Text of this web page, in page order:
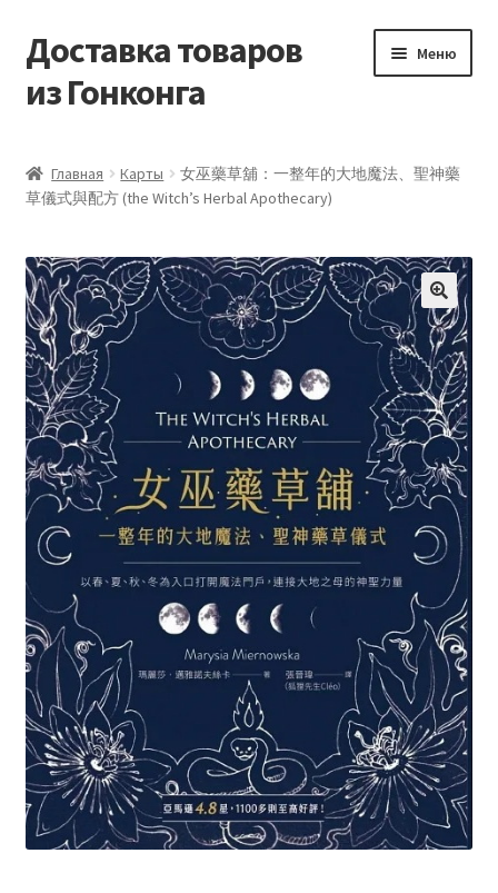
Перейти
к
навигации
Перейти
к
содержимому
Доставка товаров
из Гонконга
Меню
Контакты
Корзина
Мой аккаунт
Новости
Оптовый склад
Оформление заказа
Услуги
Диагностика кондиционеров
Заправка кондиционеров
Монтаж и установка кондиционеров
Монтаж промышленных и полупромышленных
кондиционеров
Главная Карты
女巫藥草舖：一整年的大地魔法、聖神藥
草儀式與配方 (the Witch’s Herbal Apothecary)